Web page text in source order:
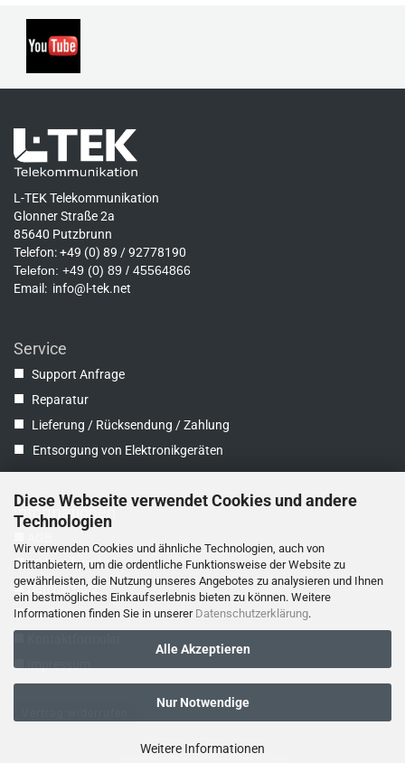
Diese Webseite verwendet Cookies und andere
Technologien
Wir verwenden Cookies und ähnliche Technologien, auch von
Drittanbietern, um die ordentliche Funktionsweise der Website zu
gewährleisten, die Nutzung unseres Angebotes zu analysieren und Ihnen
ein bestmögliches Einkaufserlebnis bieten zu können. Weitere
Informationen finden Sie in unserer Datenschutzerklärung.
Alle Akzeptieren
Nur Notwendige
Weitere Informationen
L-TEK Telekommunikation
Glonner Straße 2a
85640 Putzbrunn
Telefon: +49 (0) 89 / 92778190
Telefon: +49 (0) 89 / 45564866
Email: info@l-tek.net
Service
■ Support Anfrage
■ Reparatur
■ Lieferung / Rücksendung / Zahlung
■ Entsorgung von Elektronikgeräten
Informationen
■Widerrufsrecht
■Datenschutz
■Wir über uns
■
■